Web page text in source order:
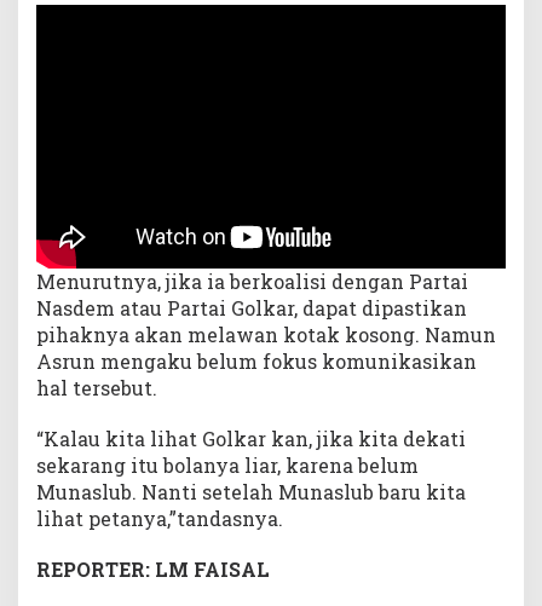
Menurutnya, jika ia berkoalisi dengan Partai
Nasdem atau Partai Golkar, dapat dipastikan
pihaknya akan melawan kotak kosong. Namun
Asrun mengaku belum fokus komunikasikan
hal tersebut.
“Kalau kita lihat Golkar kan, jika kita dekati
sekarang itu bolanya liar, karena belum
Munaslub. Nanti setelah Munaslub baru kita
lihat petanya,”tandasnya.
REPORTER: LM FAISAL